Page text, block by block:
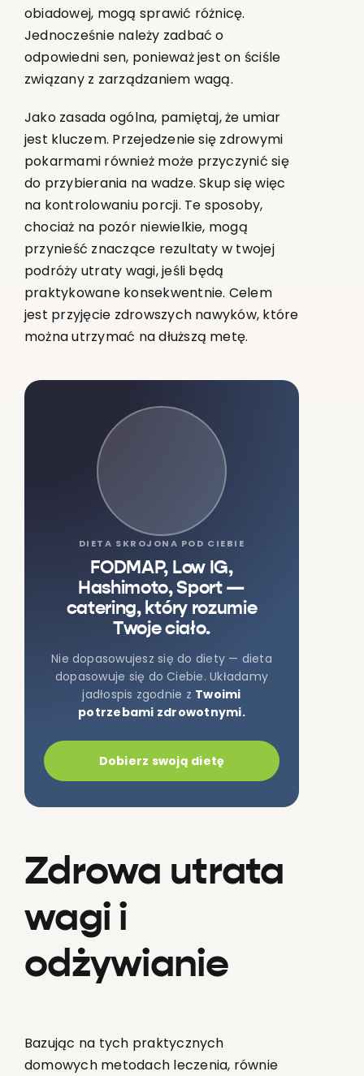
obiadowej, mogą sprawić różnicę.
Jednocześnie należy zadbać o
odpowiedni sen, ponieważ jest on ściśle
związany z zarządzaniem wagą.
Jako zasada ogólna, pamiętaj, że umiar
jest kluczem. Przejedzenie się zdrowymi
pokarmami również może przyczynić się
do przybierania na wadze. Skup się więc
na kontrolowaniu porcji. Te sposoby,
chociaż na pozór niewielkie, mogą
przynieść znaczące rezultaty w twojej
podróży utraty wagi, jeśli będą
praktykowane konsekwentnie. Celem
jest przyjęcie zdrowszych nawyków, które
można utrzymać na dłuższą metę.
DIETA SKROJONA POD CIEBIE
FODMAP, Low IG,
Hashimoto, Sport —
catering, który rozumie
Twoje ciało.
Nie dopasowujesz się do diety — dieta
dopasowuje się do Ciebie. Układamy
jadłospis zgodnie z Twoimi
potrzebami zdrowotnymi.
Dobierz swoją dietę
Zdrowa utrata
wagi i
odżywianie
Bazując na tych praktycznych
domowych metodach leczenia, równie